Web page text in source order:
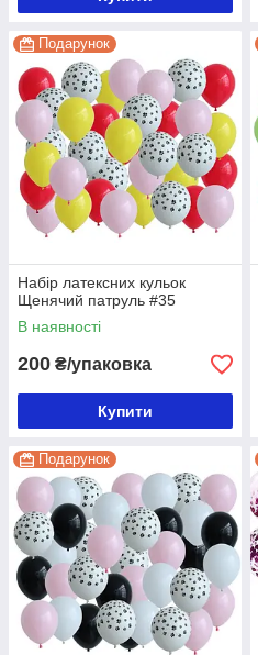
Подарунок
Набір латексних кульок
Щенячий патруль #35
В наявності
200 ₴/упаковка
Купити
Подарунок